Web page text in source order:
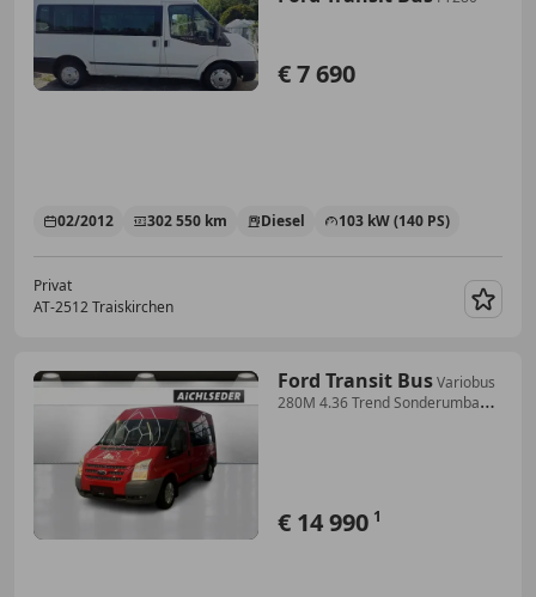
€ 7 690
02/2012 302 550 km Diesel 103 kW (140 PS)
Privat
AT-2512 Traiskirchen
Ford Transit BusVariobus
280M 4.36 Trend Sonderumbau
€ 14 990 1